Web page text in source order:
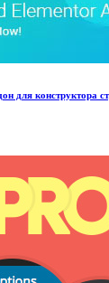
для конструктора